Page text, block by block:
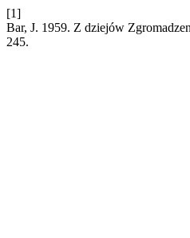
[1]
Bar, J. 1959. Z dziejów
245.